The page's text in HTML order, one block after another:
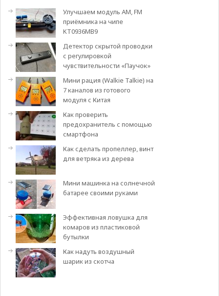
Улучшаем модуль АМ, FM
приёмника на чипе
KT0936MB9
Детектор скрытой проводки
с регулировкой
чувствительности «Паучок»
Мини рация (Walkie Talkie) на
7 каналов из готового
модуля с Китая
Как проверить
предохранитель с помощью
смартфона
Как сделать пропеллер, винт
для ветряка из дерева
Мини машинка на солнечной
батарее своими руками
Эффективная ловушка для
комаров из пластиковой
бутылки
Как надуть воздушный
шарик из скотча